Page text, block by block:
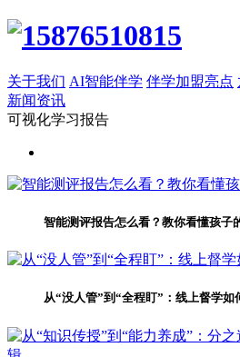
关于我们 AI智能伴学 伴学加盟亮点
新闻资讯
可视化学习报告
智能测评报告怎么看？教你看懂孩子
从“没人管”到“全程盯”：线上督学如